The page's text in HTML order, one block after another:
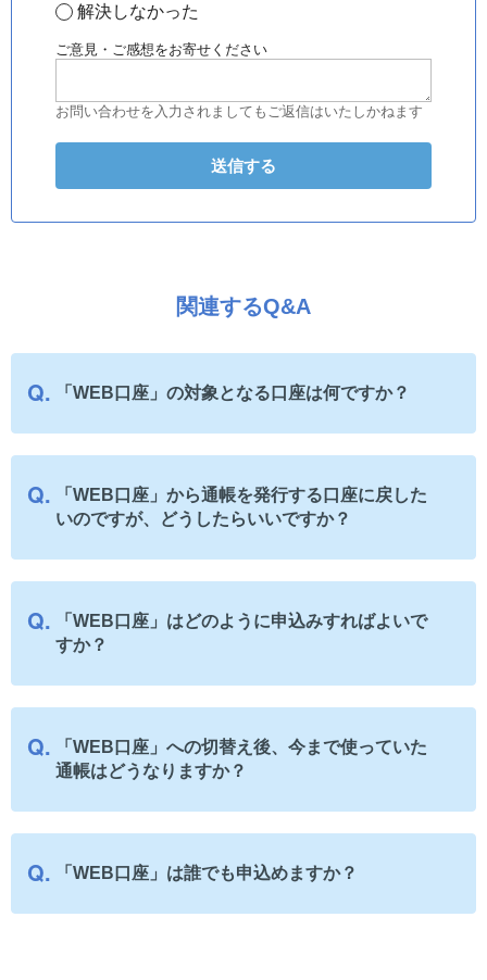
解決しなかった
ご意見・ご感想をお寄せください
お問い合わせを入力されましてもご返信はいたしかねます
関連するQ&A
「WEB口座」の対象となる口座は何ですか？
「WEB口座」から通帳を発行する口座に戻した
いのですが、どうしたらいいですか？
「WEB口座」はどのように申込みすればよいで
すか？
「WEB口座」への切替え後、今まで使っていた
通帳はどうなりますか？
「WEB口座」は誰でも申込めますか？